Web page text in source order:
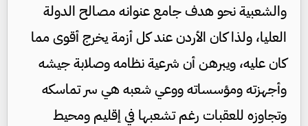
والشعبية نحو هدف جامع عنوانه مصالح الدولة
العليا، ولذا كان الأردن عند كل أزمة يخرج أقوى مما
كان عليه، ويبرهن أن شرعية نظامه وصلابة جيشه
وأجهزته ومؤسساته ووعي شعبه هي سر تماسكه
وتجاوزه للعقبات رغم تشعبها في إقليم ومحيط